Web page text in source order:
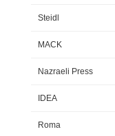
Steidl
MACK
Nazraeli Press
IDEA
Roma